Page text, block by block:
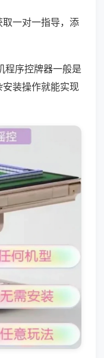
一对一指导，添
程序控牌器一般是
装操作就能实现